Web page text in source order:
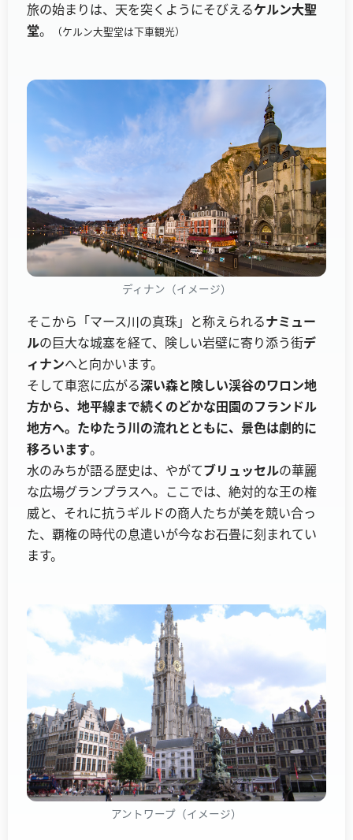
旅の始まりは、天を突くようにそびえるケルン大聖
堂。 （ケルン大聖堂は下車観光）
ディナン（イメージ）
そこから「マース川の真珠」と称えられるナミュー
ルの巨大な城塞を経て、険しい岩壁に寄り添う街デ
ィナンへと向かいます。
そして車窓に広がる深い森と険しい渓谷のワロン地
方から、地平線まで続くのどかな田園のフランドル
地方へ。たゆたう川の流れとともに、景色は劇的に
移ろいます。
水のみちが語る歴史は、やがてブリュッセルの華麗
な広場グランプラスへ。ここでは、絶対的な王の権
威と、それに抗うギルドの商人たちが美を競い合っ
た、覇権の時代の息遣いが今なお石畳に刻まれてい
ます。
アントワープ（イメージ）